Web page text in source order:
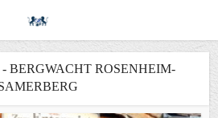
BERGWACHT ROSENHEIM-